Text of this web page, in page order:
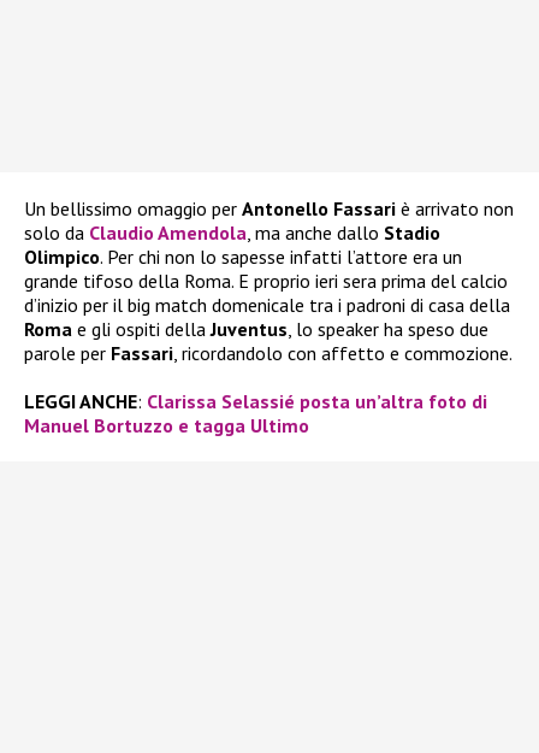
Un bellissimo omaggio per Antonello Fassari è arrivato non
solo da Claudio Amendola, ma anche dallo Stadio
Olimpico. Per chi non lo sapesse infatti l’attore era un
grande tifoso della Roma. E proprio ieri sera prima del calcio
d’inizio per il big match domenicale tra i padroni di casa della
Roma e gli ospiti dellaJuventus, lo speaker ha speso due
parole per Fassari, ricordandolo con affetto e commozione.
LEGGI ANCHE: Clarissa Selassié posta un’altra foto di
Manuel Bortuzzo e tagga Ultimo